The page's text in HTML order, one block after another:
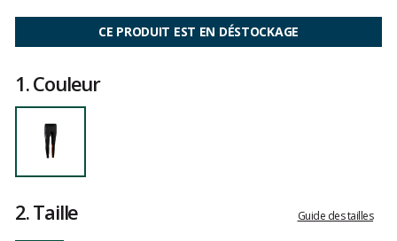
38000-
avis
CE PRODUIT EST EN DÉSTOCKAGE
1.Couleur
2.Taille Guide des tailles